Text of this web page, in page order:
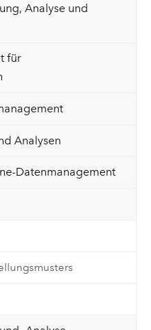
Analyse und
für
Analysen
Datenmanagement